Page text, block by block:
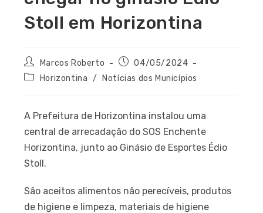
Stoll em Horizontina
Marcos Roberto
04/05/2024
Horizontina / Notícias dos Municípios
A Prefeitura de Horizontina instalou uma
central de arrecadação do SOS Enchente
Horizontina, junto ao Ginásio de Esportes Édio
Stoll.
São aceitos alimentos não perecíveis, produtos
de higiene e limpeza, materiais de higiene